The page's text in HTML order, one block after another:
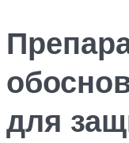
для